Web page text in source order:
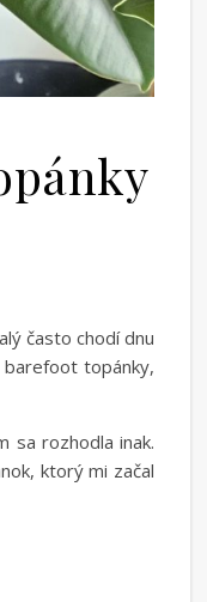
často chodí dnu
barefoot topánky,
sa rozhodla inak.
ktorý mi začal